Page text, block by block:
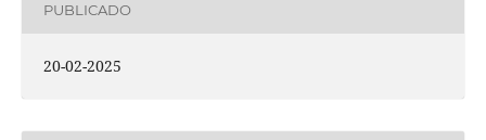
PUBLICADO
20-02-2025